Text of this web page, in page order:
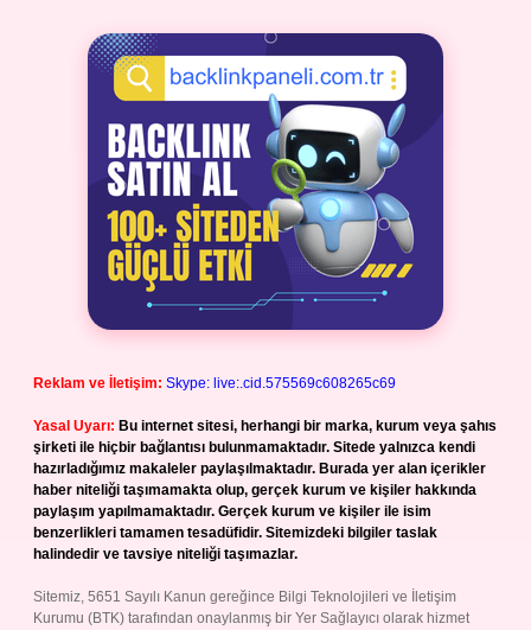
Reklam ve İletişim: Skype: live:.cid.575569c608265c69
Yasal Uyarı: Bu internet sitesi, herhangi bir marka, kurum veya şahıs
şirketi ile hiçbir bağlantısı bulunmamaktadır. Sitede yalnızca kendi
hazırladığımız makaleler paylaşılmaktadır. Burada yer alan içerikler
haber niteliği taşımamakta olup, gerçek kurum ve kişiler hakkında
paylaşım yapılmamaktadır. Gerçek kurum ve kişiler ile isim
benzerlikleri tamamen tesadüfidir. Sitemizdeki bilgiler taslak
halindedir ve tavsiye niteliği taşımazlar.
Sitemiz, 5651 Sayılı Kanun gereğince Bilgi Teknolojileri ve İletişim
Kurumu (BTK) tarafından onaylanmış bir Yer Sağlayıcı olarak hizmet